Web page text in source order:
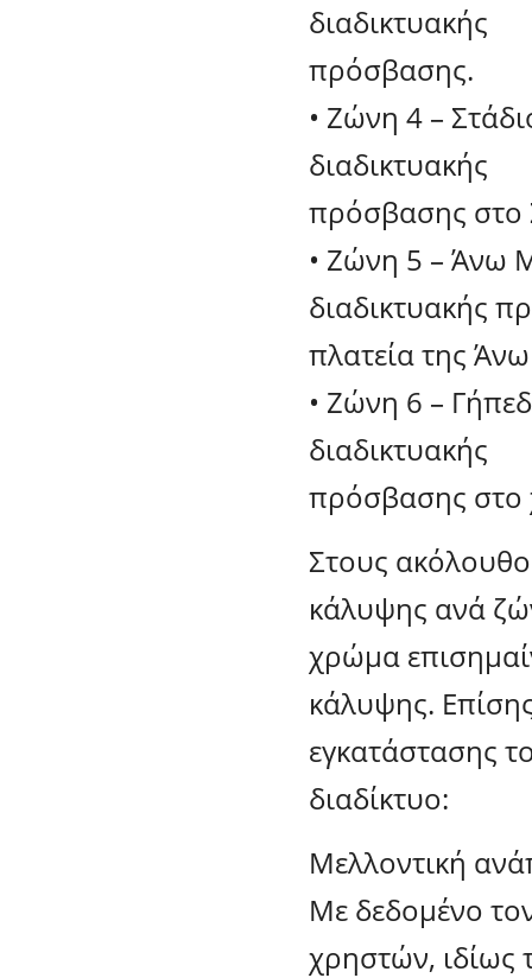
διαδικτυακής
πρόσβασης.
• Ζώνη 4 –
διαδικτυακής
πρόσβασης στο
• Ζώνη 5 – Άνω
διαδικτυακής
πλατεία της
• Ζώνη 6 –
διαδικτυακής
πρόσβασης
Στους
κάλυψης ανά
χρώμα
κάλυψης.
εγκατάστασης
διαδίκτυο:
Μελλοντική
Με δεδομένο
χρηστών, ιδίως